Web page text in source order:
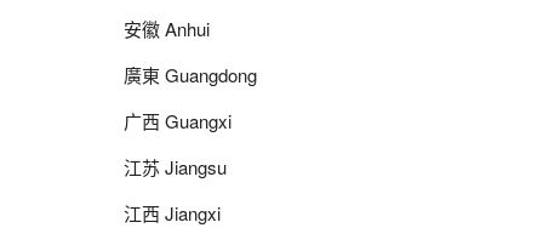
安徽 Anhui
廣東 Guangdong
广西 Guangxi
江苏 Jiangsu
江西 Jiangxi